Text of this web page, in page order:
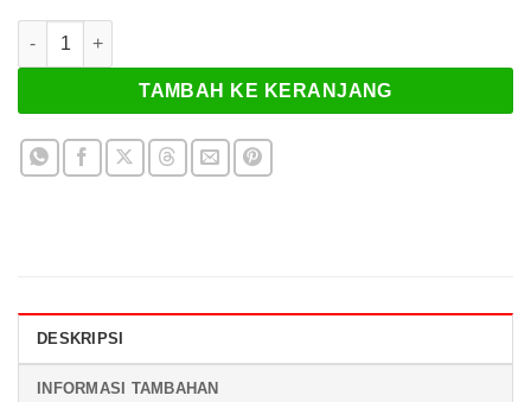
Kuantitas Kampas Rem Fizpower FZ-0262
TAMBAH KE KERANJANG
DESKRIPSI
INFORMASI TAMBAHAN